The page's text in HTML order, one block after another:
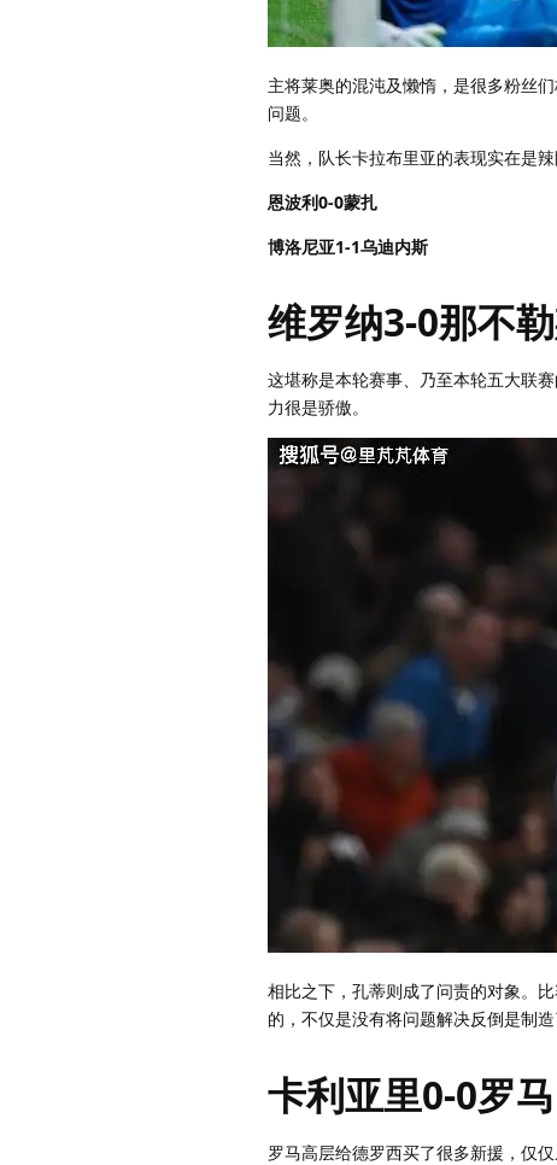
主将莱奥的混沌及懒惰，是很多粉丝
问题。
当然，队长卡拉布里亚的表现实在是
恩波利0-0蒙扎
博洛尼亚1-1乌迪内斯
维罗纳3-0那不
这堪称是本轮赛事、乃至本轮五大联
力很是骄傲。
相比之下，孔蒂则成了问责的对象。
的，不仅是没有将问题解决反倒是制造
卡利亚里0-0罗马
罗马高层给德罗西买了很多新援，仅